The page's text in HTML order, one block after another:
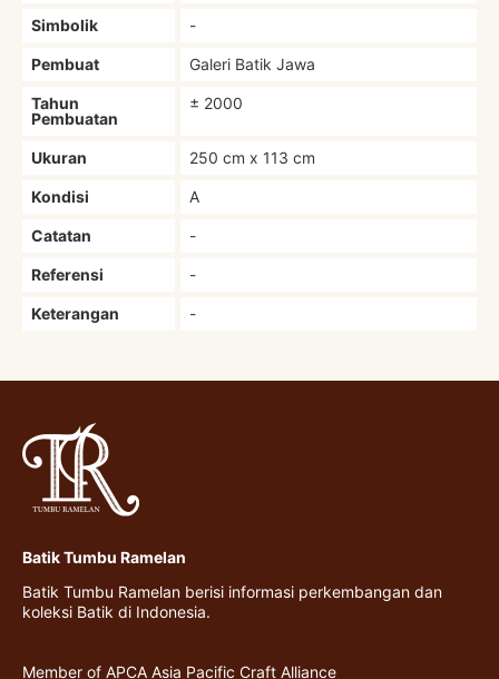
Simbolik -
Pembuat Galeri Batik Jawa
Tahun
Pembuatan
± 2000
Ukuran 250 cm x 113 cm
Kondisi A
Catatan -
Referensi -
Keterangan -
Batik Tumbu Ramelan
Batik Tumbu Ramelan berisi informasi perkembangan dan
koleksi Batik di Indonesia.
Member of APCA Asia Pacific Craft Alliance